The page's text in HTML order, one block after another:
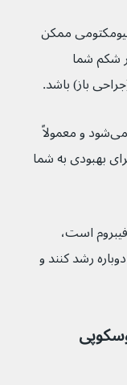
ممکن
شکم شما
میومکتومی تحت بیهوشی عمومی انجام می‌شود و معمولاً
بهبودی به شما
است،
رشد کنند و